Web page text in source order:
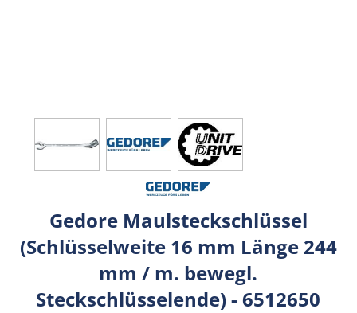
Gedore Maulsteckschlüssel
(Schlüsselweite 16 mm Länge 244
mm / m. bewegl.
Steckschlüsselende) - 6512650